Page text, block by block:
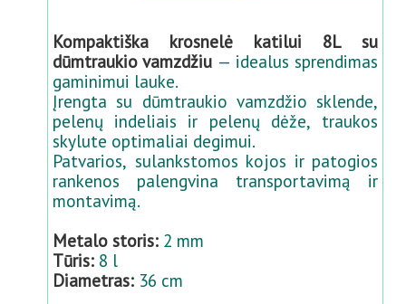
PANELIŲ TVOROS 3D-2D
PREKĖS KŪDIKIAMS
PREKĖS GYVŪNAMS
Kompaktiška krosnelė katilui 8L su
dūmtraukio vamzdžiu — idealus sprendimas
gaminimui lauke.
Įrengta su dūmtraukio vamzdžio sklende,
pelenų indeliais ir pelenų dėže, traukos
skylute optimaliai degimui.
Patvarios, sulankstomos kojos ir patogios
rankenos palengvina transportavimą ir
montavimą.
Metalo storis: 2 mm
Tūris: 8 l
Diametras: 36 cm